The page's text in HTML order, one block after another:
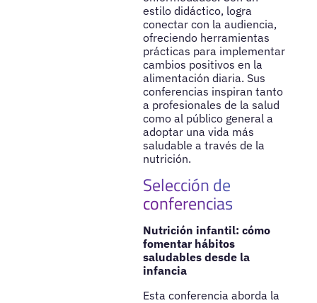
estilo didáctico, logra
conectar con la audiencia,
ofreciendo herramientas
prácticas para implementar
cambios positivos en la
alimentación diaria. Sus
conferencias inspiran tanto
a profesionales de la salud
como al público general a
adoptar una vida más
saludable a través de la
nutrición.
Selección de
conferencias
Nutrición infantil: cómo
fomentar hábitos
saludables desde la
infancia
Esta conferencia aborda la